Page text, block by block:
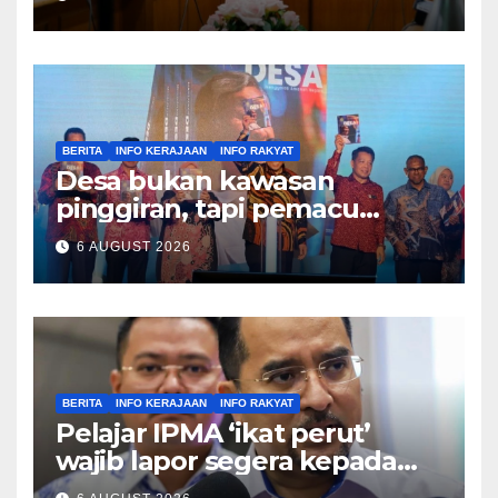
BERITA INFO KERAJAAN INFO RAKYAT
Desa bukan kawasan
pinggiran, tapi pemacu
ekonomi negara – Zahid
Hamidi
6 AUGUST 2026
BERITA INFO KERAJAAN INFO RAKYAT
Pelajar IPMA ‘ikat perut’
wajib lapor segera kepada
Pengarah – Asyraf Wajdi